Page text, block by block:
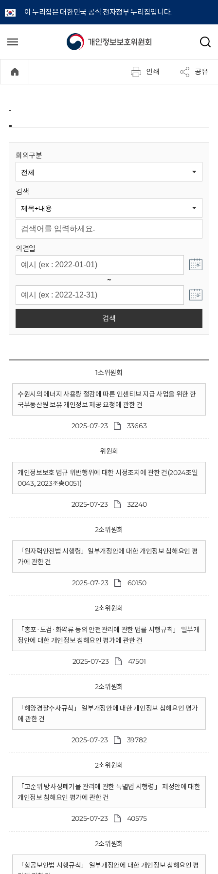
이 누리집은 대한민국 공식 전자정부 누리집입니다.
개
정
보
원
회
메
기
검
인쇄 공유
-
회의구분
검색
의결일
~
검색
1소위원회
수원시의 에너지 사용량 절감에 따른 인센티브 지급 사업을 위한 한
국부동산원 보유 개인정보 제공 요청에 관한 건
2025-07-23 33663
위원회
개인정보보호 법규 위반행위에 대한 시정조치에 관한 건(2024조일
0043, 2023조총0051)
2025-07-23 32240
2소위원회
「원자력안전법 시행령」일부개정안에 대한 개인정보 침해요인 평
가에 관한 건
2025-07-23 60150
2소위원회
「총포·도검·화약류 등의 안전관리에 관한 법률 시행규칙」 일부개
정안에 대한 개인정보 침해요인 평가에 관한 건
2025-07-23 47501
2소위원회
「해양경찰수사규칙」 일부개정안에 대한 개인정보 침해요인 평가
에 관한 건
2025-07-23 39782
2소위원회
「고준위 방사성폐기물 관리에 관한 특별법 시행령」 제정안에 대한
개인정보 침해요인 평가에 관한 건
2025-07-23 40575
2소위원회
「항공보안법 시행규칙」 일부개정안에 대한 개인정보 침해요인 평